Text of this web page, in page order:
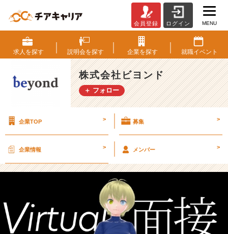
3
卒】
「バ
ー
チ
ャ
に
ト
み
ま
会員登録 ログイン MENU
求人を探す 説明会を探す 企業を探す 就職イベント
株式会社ビヨンド
＋ フォロー
企業TOP > 募集 >
企業情報 > メンバー >